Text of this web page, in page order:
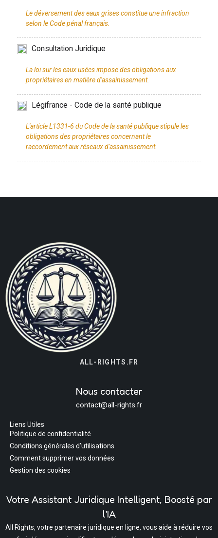
Le déversement des eaux grises constitue une infraction
Consultation Juridique
La loi sur les eaux usées impose des obligations aux
Légifrance - Code de la santé publique
L'article L1331-6 du Code de la santé publique stipule les
obligations des propriétaires concernant le
ALL-RIGHTS.FR
Nous contacter
contact@all-rights.fr
Liens Utiles
Politique de confidentialité
Conditions générales d’utilisations
Comment supprimer vos données
Gestion des cookies
Votre Assistant Juridique Intelligent, Boosté par
l’IA
All Rights, votre partenaire juridique en ligne, vous aide à réduire vos